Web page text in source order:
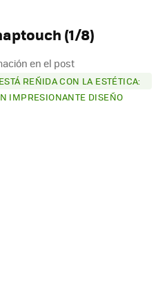
(1/8)
en el post
REÑIDA CON LA ESTÉTICA:
IMPRESIONANTE DISEÑO